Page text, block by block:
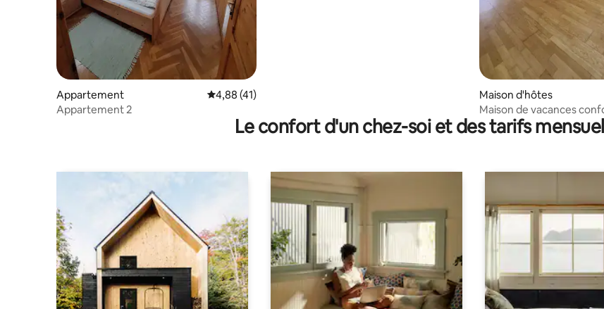
Appartement Évaluation moyenne sur la base de 41 commentaires : 4,88 sur 5
4,88 (41)
Appartement 2
Maison d'hôtes
Maison de vacances
Le confort d'un chez-soi et des tarifs